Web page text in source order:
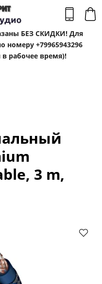
БЕЗ СКИДКИ! Для
номеру +79965943296
рабочее время)!
3 m,